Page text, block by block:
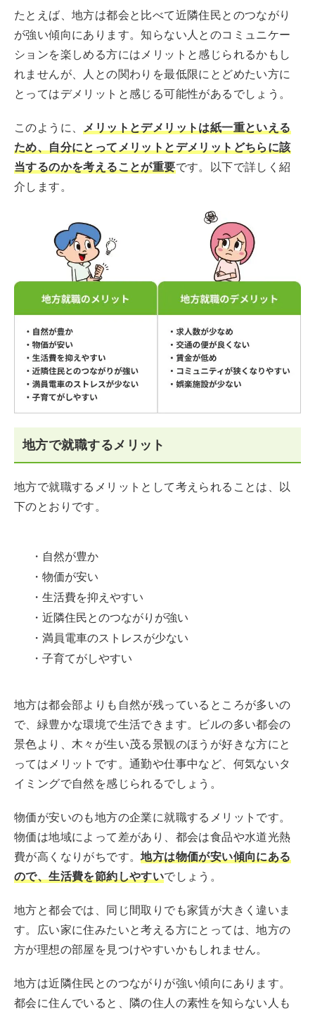
たとえば、地方は都会と比べて近隣住民とのつながり
が強い傾向にあります。知らない人とのコミュニケー
ションを楽しめる方にはメリットと感じられるかもし
れませんが、人との関わりを最低限にとどめたい方に
とってはデメリットと感じる可能性があるでしょう。
このように、メリットとデメリットは紙一重といえる
ため、自分にとってメリットとデメリットどちらに該
当するのかを考えることが重要です。以下で詳しく紹
介します。
地方で就職するメリット
地方で就職するメリットとして考えられることは、以
下のとおりです。
・自然が豊か
・物価が安い
・生活費を抑えやすい
・近隣住民とのつながりが強い
・満員電車のストレスが少ない
・子育てがしやすい
地方は都会部よりも自然が残っているところが多いの
で、緑豊かな環境で生活できます。ビルの多い都会の
景色より、木々が生い茂る景観のほうが好きな方にと
ってはメリットです。通勤や仕事中など、何気ないタ
イミングで自然を感じられるでしょう。
物価が安いのも地方の企業に就職するメリットです。
物価は地域によって差があり、都会は食品や水道光熱
費が高くなりがちです。地方は物価が安い傾向にある
ので、生活費を節約しやすいでしょう。
地方と都会では、同じ間取りでも家賃が大きく違いま
す。広い家に住みたいと考える方にとっては、地方の
方が理想の部屋を見つけやすいかもしれません。
地方は近隣住民とのつながりが強い傾向にあります。
都会に住んでいると、隣の住人の素性を知らない人も